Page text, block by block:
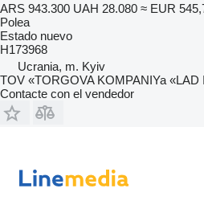
ARS 943.300 UAH 28.080 ≈ EUR
Polea
Estado nuevo
H173968
Ucrania, m. Kyiv
TOV «TORGOVA KOMPANIYa «LAD
Contacte con el vendedor